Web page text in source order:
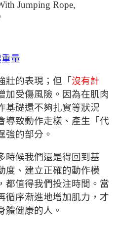
量
壯的表現；但「 沒有計
加受傷風險。因為在肌肉
基礎還不夠扎實等狀況
導致動作走樣、產生「代
強的部分。
時候我們還是得回到基
度、建立正確的動作模
都值得我們投注時間。當
循序漸進地增加肌力，才
體健康的人。